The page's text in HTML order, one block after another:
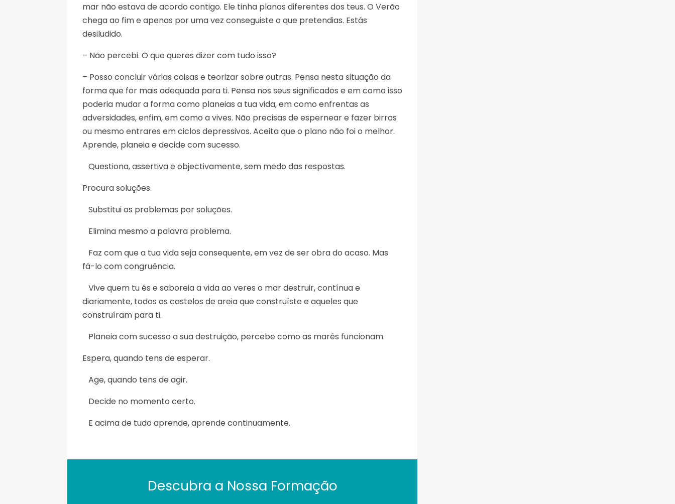
mar não estava de acordo contigo. Ele tinha planos diferentes dos teus. O Verão
chega ao fim e apenas por uma vez conseguiste o que pretendias. Estás
desiludido.
– Não percebi. O que queres dizer com tudo isso?
– Posso concluir várias coisas e teorizar sobre outras. Pensa nesta situação da
forma que for mais adequada para ti. Pensa nos seus significados e em como isso
poderia mudar a forma como planeias a tua vida, em como enfrentas as
adversidades, enfim, em como a vives. Não precisas de espernear e fazer birras
ou mesmo entrares em ciclos depressivos. Aceita que o plano não foi o melhor.
Aprende, planeia e decide com sucesso.
Questiona, assertiva e objectivamente, sem medo das respostas.
Procura soluções.
Substitui os problemas por soluções.
Elimina mesmo a palavra problema.
Faz com que a tua vida seja consequente, em vez de ser obra do acaso. Mas
fá-lo com congruência.
Vive quem tu és e saboreia a vida ao veres o mar destruir, contínua e
diariamente, todos os castelos de areia que construíste e aqueles que
construíram para ti.
Planeia com sucesso a sua destruição, percebe como as marés funcionam.
Espera, quando tens de esperar.
Age, quando tens de agir.
Decide no momento certo.
E acima de tudo aprende, aprende continuamente.
Descubra a Nossa Formação